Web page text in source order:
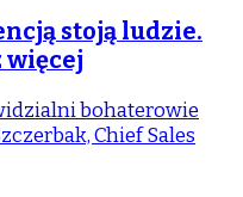
stoją ludzie.
więcej